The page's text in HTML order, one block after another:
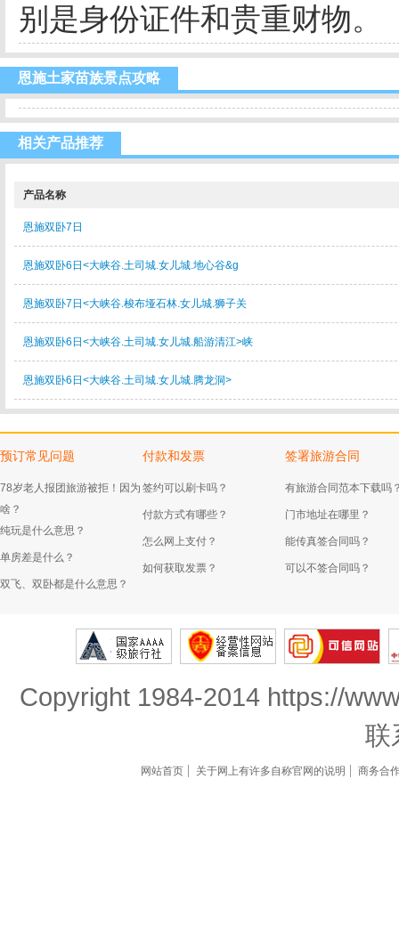
别是身份证件和贵重财物。
恩施土家苗族景点攻略
相关产品推荐
产品名称
恩施双卧7日
恩施双卧6日<大峡谷.土司城.女儿城.地心谷&g
恩施双卧7日<大峡谷.梭布垭石林.女儿城.狮子关
恩施双卧6日<大峡谷.土司城.女儿城.船游清江>峡
恩施双卧6日<大峡谷.土司城.女儿城.腾龙洞>
预订常见问题
78岁老人报团旅游被拒！因为
啥？
纯玩是什么意思？
单房差是什么？
双飞、双卧都是什么意思？
付款和发票
签约可以刷卡吗？
付款方式有哪些？
怎么网上支付？
如何获取发票？
签署旅游合同
有旅游合同范本下载吗
门市地址在哪里？
能传真签合同吗？
可以不签合同吗？
Copyright 1984-2014 https://
联
网站首页 关于网上有许多自称官网的说明 商务合